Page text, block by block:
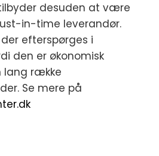
desuden at være
in-time leverandør.
efterspørges i
den er økonomisk
lang række
Se mere på